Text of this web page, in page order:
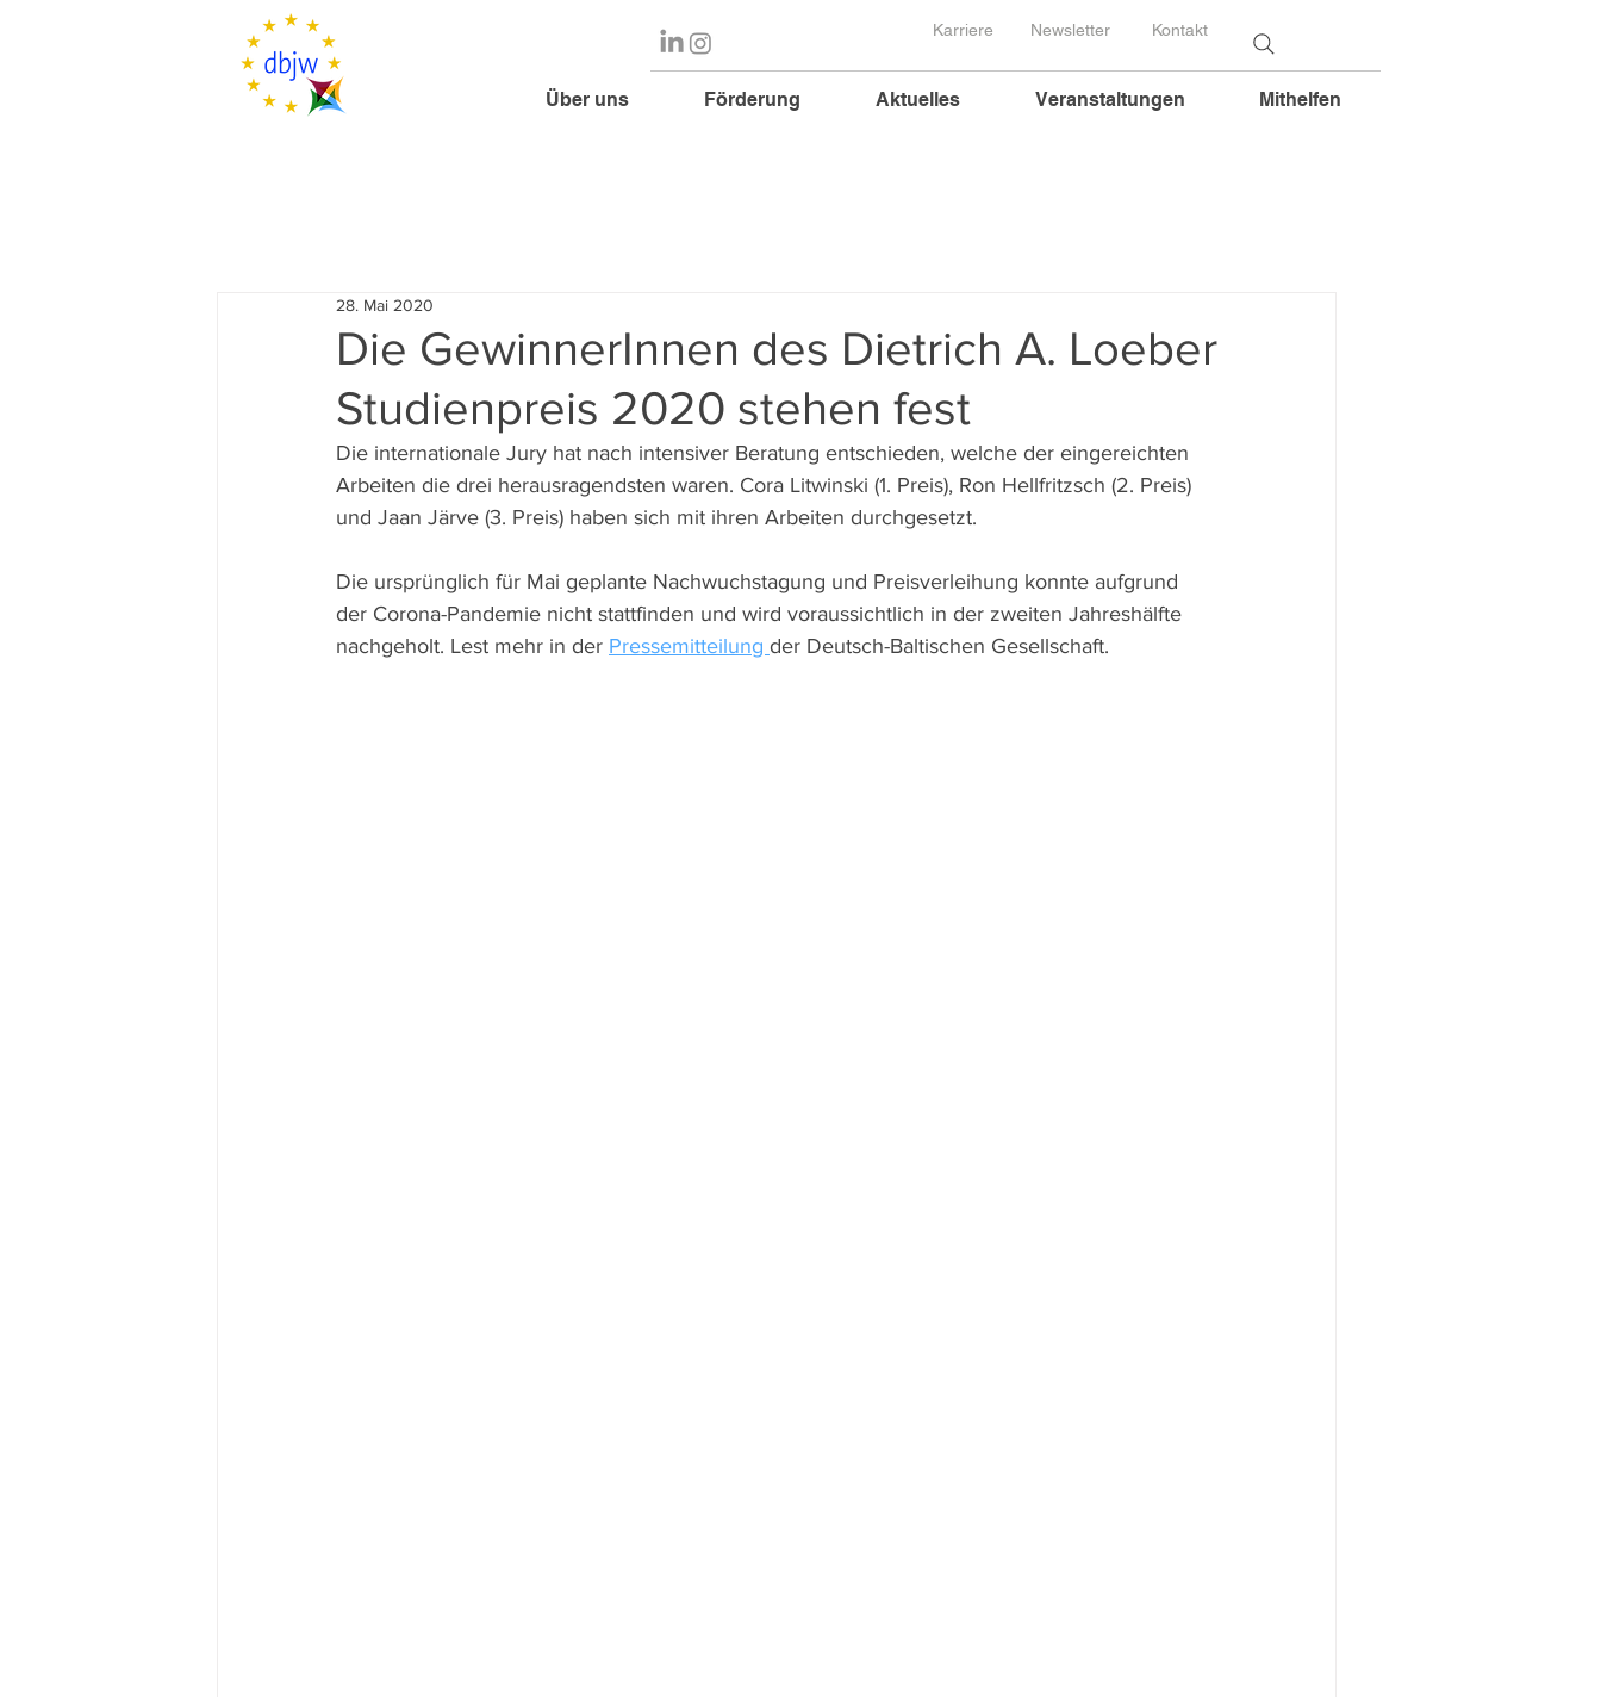
Karriere Newsletter Kontakt
Über uns Förderung Aktuelles Veranstaltungen Mithelfen
Die GewinnerInnen des Dietrich A. Loeber
Studienpreis 2020 stehen fest
28. Mai 2020
Die internationale Jury hat nach intensiver Beratung entschieden, welche der eingereichten
Arbeiten die drei herausragendsten waren. Cora Litwinski (1. Preis), Ron Hellfritzsch (2. Preis)
und Jaan Järve (3. Preis) haben sich mit ihren Arbeiten durchgesetzt.
Die ursprünglich für Mai geplante Nachwuchstagung und Preisverleihung konnte aufgrund
der Corona-Pandemie nicht stattfinden und wird voraussichtlich in der zweiten Jahreshälfte
nachgeholt. Lest mehr in der Pressemitteilung der Deutsch-Baltischen Gesellschaft.